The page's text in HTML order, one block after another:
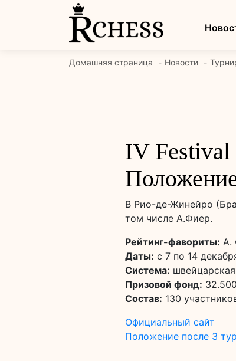
Домашняя страница Новости
IV
В Рио-де-Жинейро
том числе А.Фиер.
Рейтинг-фавориты: А.
Даты: с 7 по 14
Система:
Призовой фонд:
Состав: 130
Официальный сайт
Положение после 3